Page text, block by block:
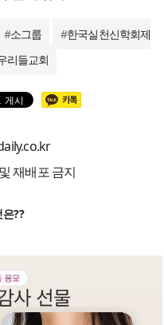
#소그룹 #한국실천신학회제
리들교회
재배포 금지
??